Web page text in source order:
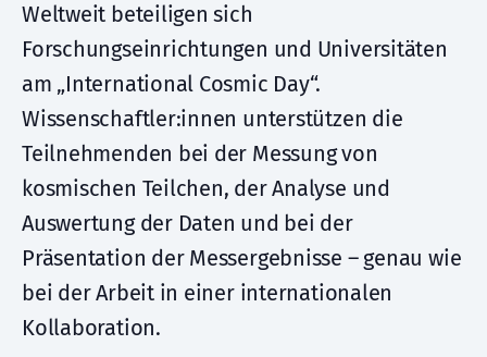
Weltweit beteiligen sich
Forschungseinrichtungen und Universitäten
am „International Cosmic Day“.
Wissenschaftler:innen unterstützen die
Teilnehmenden bei der Messung von
kosmischen Teilchen, der Analyse und
Auswertung der Daten und bei der
Präsentation der Messergebnisse – genau wie
bei der Arbeit in einer internationalen
Kollaboration.